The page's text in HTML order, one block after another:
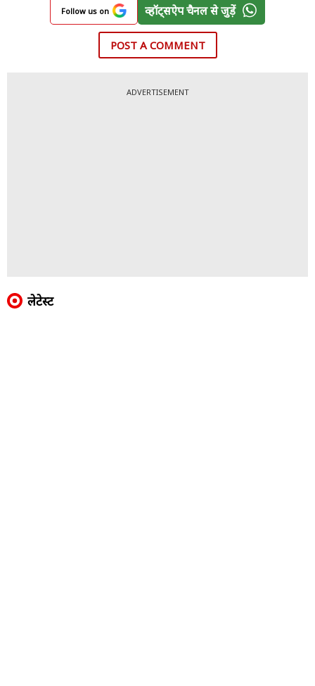
Follow us on व्हॉट्सऐप चैनल से जुड़ें
POST A COMMENT
ADVERTISEMENT
लेटेस्ट